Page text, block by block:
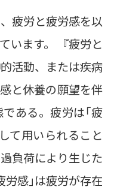
疲労と疲労感を以
います。 『疲労と
活動、または疾病
と休養の願望を伴
ある。疲労は｢疲
て用いられること
負荷により生じた
労感｣は疲労が存在